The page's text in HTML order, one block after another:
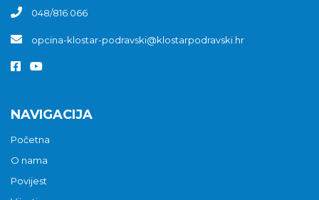
048/816 066
opcina-klostar-podravski@klostarpodravski.hr
NAVIGACIJA
Početna
O nama
Povijest